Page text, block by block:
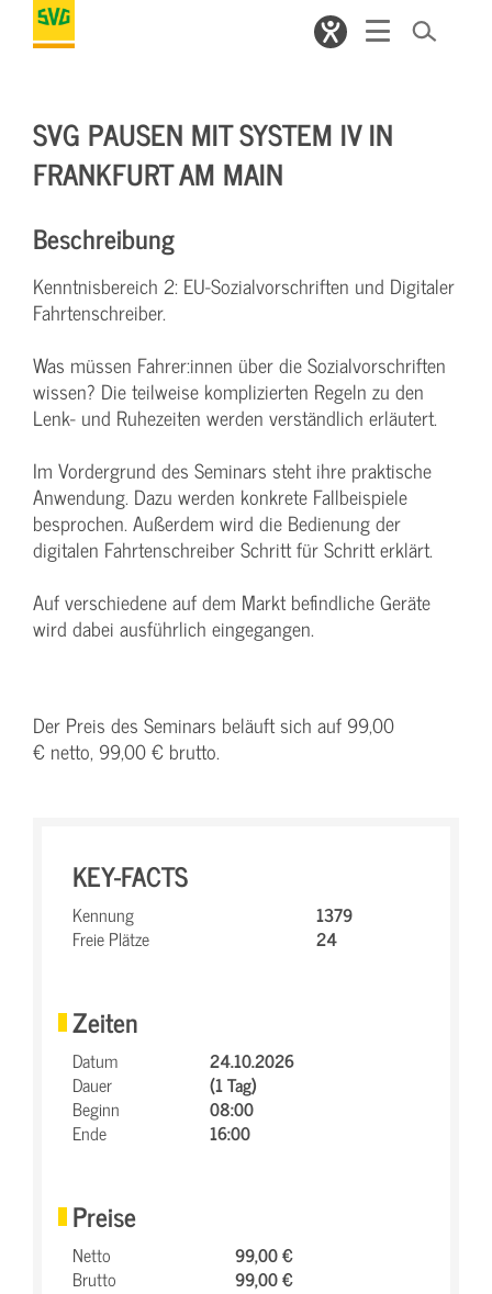
SVG PAUSEN MIT SYSTEM IV IN
FRANKFURT AM MAIN
Beschreibung
Kenntnisbereich 2: EU-Sozialvorschriften und Digitaler
Fahrtenschreiber.
Was müssen Fahrer:innen über die Sozialvorschriften
wissen? Die teilweise komplizierten Regeln zu den
Lenk- und Ruhezeiten werden verständlich erläutert.
Im Vordergrund des Seminars steht ihre praktische
Anwendung. Dazu werden konkrete Fallbeispiele
besprochen. Außerdem wird die Bedienung der
digitalen Fahrtenschreiber Schritt für Schritt erklärt.
Auf verschiedene auf dem Markt befindliche Geräte
wird dabei ausführlich eingegangen.
Der Preis des Seminars beläuft sich auf 99,00
€ netto, 99,00 € brutto.
KEY-FACTS
Kennung
1379
Freie Plätze
24
Zeiten
Datum
24.10.2026
Dauer
(1 Tag)
Beginn
08:00
Ende
16:00
Preise
Netto
99,00 €
Brutto
99,00 €